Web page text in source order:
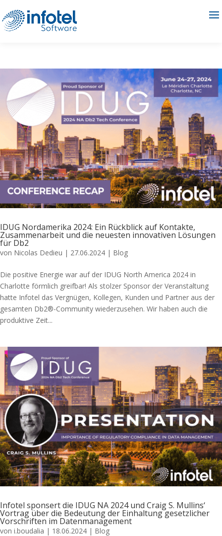
IDUG Nordamerika 2024: Ein Rückblick auf Kontakte,
Zusammenarbeit und die neuesten innovativen Lösungen
für Db2
von Nicolas Dedieu | 27.06.2024 | Blog
Die positive Energie war auf der IDUG North America 2024 in
Charlotte förmlich greifbar! Als stolzer Sponsor der Veranstaltung
hatte Infotel das Vergnügen, Kollegen, Kunden und Partner aus der
gesamten Db2®-Community wiederzusehen. Wir haben auch die
produktive Zeit...
Infotel sponsert die IDUG NA 2024 und Craig S. Mullins‘
Vortrag über die Bedeutung der Einhaltung gesetzlicher
Vorschriften im Datenmanagement
von i.boudalia | 18.06.2024 | Blog